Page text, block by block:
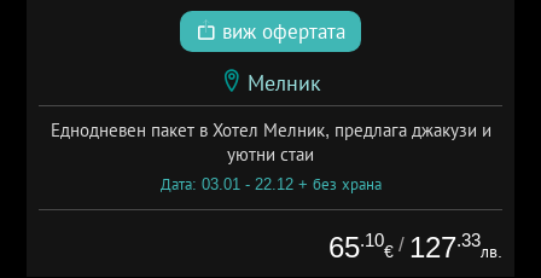
виж офертата
Мелник
Еднодневен пакет в Хотел Мелник, предлага джакузи и
уютни стаи
Дата: 03.01 - 22.12 + без храна
65.10
€ / 127.33
лв.